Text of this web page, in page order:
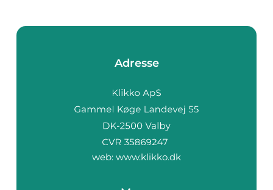
Adresse
web: www.klikko.dk